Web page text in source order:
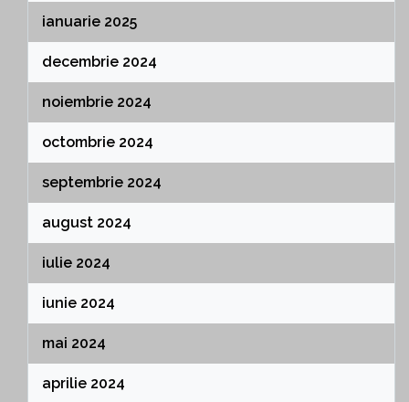
ianuarie 2025
decembrie 2024
noiembrie 2024
octombrie 2024
septembrie 2024
august 2024
iulie 2024
iunie 2024
mai 2024
aprilie 2024